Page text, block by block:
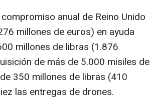
anual de Reino Unido
millones de euros) en ayuda
millones de libras (1.876
de más de 5.000 misiles de
350 millones de libras (410
las entregas de drones.